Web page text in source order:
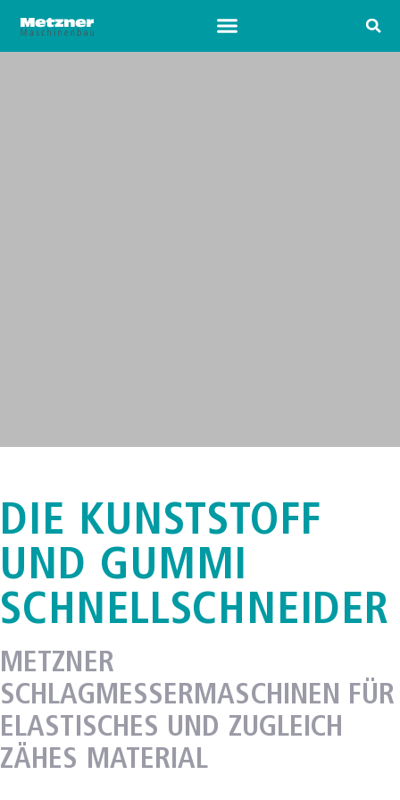
METZNER DYNAMAT
DIE KUNSTSTOFF
UND GUMMI
SCHNELLSCHNEIDER
METZNER
SCHLAGMESSERMASCHINEN FÜR
ELASTISCHES UND ZUGLEICH
ZÄHES MATERIAL